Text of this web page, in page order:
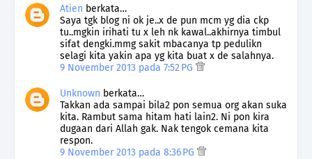
Atien berkata…
Saya tgk blog ni ok je..x de pun mcm yg dia ckp
tu..mgkin irihati tu x leh nk kawal..akhirnya timbul
sifat dengki.mmg sakit mbacanya tp pedulikn
selagi kita yakin apa yg kita buat x de salahnya.
9 November 2013 pada 7:52 PG
Unknown berkata…
Takkan ada sampai bila2 pon semua org akan suka
kita. Rambut sama hitam hati lain2. Ni pon kira
dugaan dari Allah gak. Nak tengok cemana kita
respon.
9 November 2013 pada 8:36 PG